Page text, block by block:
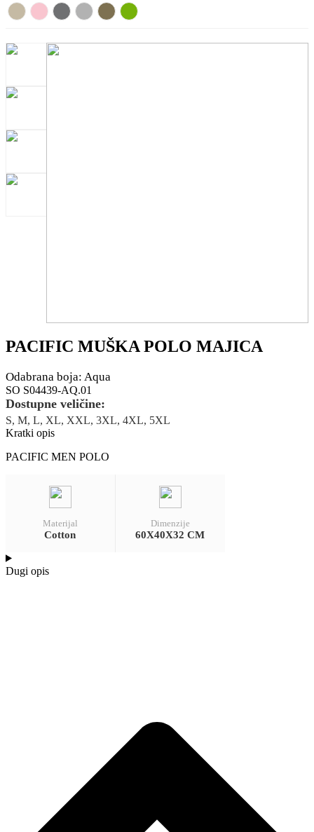
PACIFIC MUŠKA POLO MAJICA
Odabrana boja: Aqua
SO S04439-AQ.01
Dostupne veličine:
S, M, L, XL, XXL, 3XL, 4XL, 5XL
Kratki opis
PACIFIC MEN POLO
Materijal
Cotton
Dimenzije
60X40X32 CM
Dugi opis